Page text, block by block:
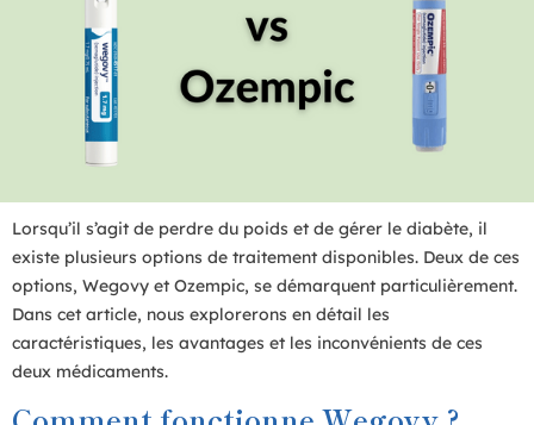
Lorsqu’il s’agit de perdre du poids et de gérer le diabète, il
existe plusieurs options de traitement disponibles. Deux de ces
options, Wegovy et Ozempic, se démarquent particulièrement.
Dans cet article, nous explorerons en détail les
caractéristiques, les avantages et les inconvénients de ces
deux médicaments.